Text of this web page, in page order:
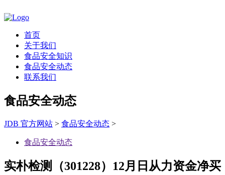
首页
关于我们
食品安全知识
食品安全动态
联系我们
食品安全动态
JDB 官方网站 > 食品安全动态 >
食品安全动态
实朴检测（301228）12月日从力资金净买